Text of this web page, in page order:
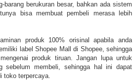
barang berukuran besar, bahkan ada sistem
bisa membuat pembeli merasa lebih
produk 100% orisinal apabila anda
label Shopee Mall di Shopee, sehingga
produk tiruan. Jangan lupa untuk
sebelum membeli, sehingga hal ini dapat
toko terpercaya.